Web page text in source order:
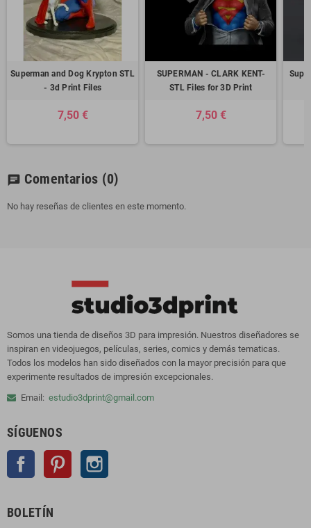
Superman and Dog Krypton STL
- 3d Print Files
7,50 €
SUPERMAN - CLARK KENT-
STL Files for 3D Print
7,50 €
chat Comentarios (0)
No hay reseñas de clientes en este momento.
Somos una tienda de diseños 3D para impresión. Nuestros diseñadores se
inspiran en videojuegos, películas, series, comics y demás tematicas.
Todos los modelos han sido diseñados con la mayor precisión para que
experimente resultados de impresión excepcionales.
Email: estudio3dprint@gmail.com
SÍGUENOS
Facebook Pinterest
BOLETÍN